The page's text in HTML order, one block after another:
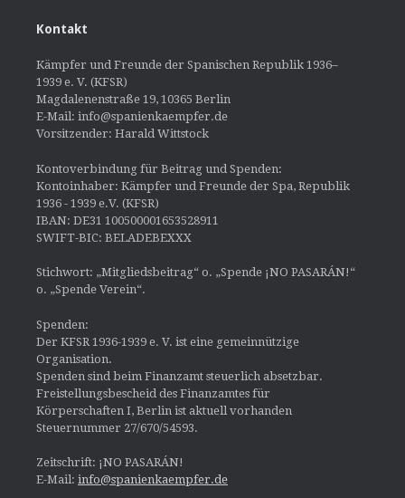
Kontakt
Kämpfer und Freunde der Spanischen Republik 1936–
1939 e. V. (KFSR)
Magdalenenstraße 19, 10365 Berlin
E-Mail: info@spanienkaempfer.de
Vorsitzender: Harald Wittstock
Kontoverbindung für Beitrag und Spenden:
Kontoinhaber: Kämpfer und Freunde der Spa, Republik
1936 - 1939 e.V. (KFSR)
IBAN: DE31 100500001653528911
SWIFT-BIC: BELADEBEXXX
Stichwort: „Mitgliedsbeitrag“ o. „Spende ¡NO PASARÁN!“
o. „Spende Verein“.
Spenden:
Der KFSR 1936-1939 e. V. ist eine gemeinnützige
Organisation.
Spenden sind beim Finanzamt steuerlich absetzbar.
Freistellungsbescheid des Finanzamtes für
Körperschaften I, Berlin ist aktuell vorhanden
Steuernummer 27/670/54593.
Zeitschrift: ¡NO PASARÁN!
E-Mail: info@spanienkaempfer.de